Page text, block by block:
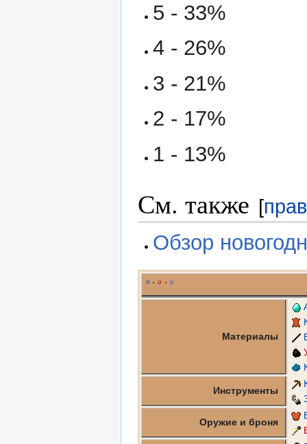
5 - 33%
4 - 26%
3 - 21%
2 - 17%
1 - 13%
См. также [
Обзор
п • о • р
Материалы
Инструменты
Оружие и броня